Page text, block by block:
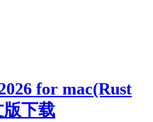
for mac(Rust
版下载